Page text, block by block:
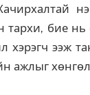
тархи, бие
ээж
ажлыг